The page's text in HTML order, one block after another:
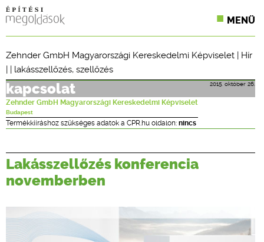
MENÜ
SZAKLAPOK
CPR TERMÉKKIÍRÁS
ÉPÍTÉSI JOG
ONLINE KÉPZÉSEK
TERVEZÉSI SEGÉDLETEK
Zehnder GmbH Magyarországi Kereskedelmi Képviselet | Hír
| | lakásszellőzés, szellőzés
2015. október 26.
kapcsolat
Zehnder GmbH Magyarországi Kereskedelmi Képviselet
Budapest
Termékkiíráshoz szükséges adatok a CPR.hu oldalon: nincs
Lakásszellőzés konferencia
novemberben